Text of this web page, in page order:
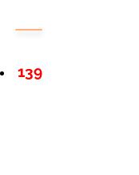
139